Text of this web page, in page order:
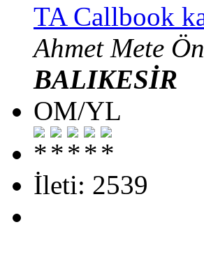
TA Callbook
Ahmet Mete
BALIKESİR
OM/YL
İleti: 2539